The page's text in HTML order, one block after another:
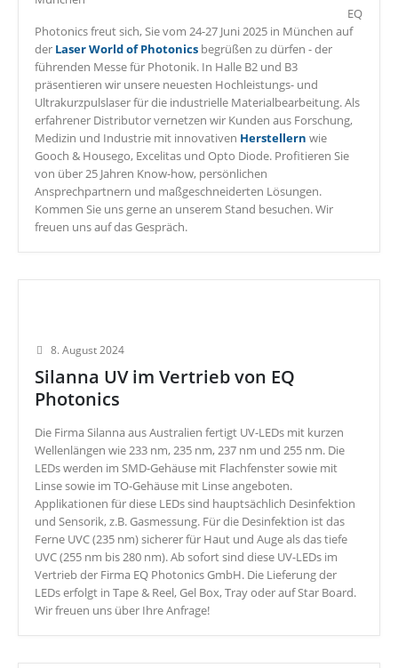
EQ
Photonics freut sich, Sie vom 24-27 Juni 2025 in München auf
der Laser World of Photonics begrüßen zu dürfen - der
führenden Messe für Photonik. In Halle B2 und B3
präsentieren wir unsere neuesten Hochleistungs- und
Ultrakurzpulslaser für die industrielle Materialbearbeitung. Als
erfahrener Distributor vernetzen wir Kunden aus Forschung,
Medizin und Industrie mit innovativen Herstellern wie
Gooch & Housego, Excelitas und Opto Diode. Profitieren Sie
von über 25 Jahren Know-how, persönlichen
Ansprechpartnern und maßgeschneiderten Lösungen.
Kommen Sie uns gerne an unserem Stand besuchen. Wir
freuen uns auf das Gespräch.
8. August 2024
Silanna UV im Vertrieb von EQ
Photonics
Die Firma Silanna aus Australien fertigt UV-LEDs mit kurzen
Wellenlängen wie 233 nm, 235 nm, 237 nm und 255 nm. Die
LEDs werden im SMD-Gehäuse mit Flachfenster sowie mit
Linse sowie im TO-Gehäuse mit Linse angeboten.
Applikationen für diese LEDs sind hauptsächlich Desinfektion
und Sensorik, z.B. Gasmessung. Für die Desinfektion ist das
Ferne UVC (235 nm) sicherer für Haut und Auge als das tiefe
UVC (255 nm bis 280 nm). Ab sofort sind diese UV-LEDs im
Vertrieb der Firma EQ Photonics GmbH. Die Lieferung der
LEDs erfolgt in Tape & Reel, Gel Box, Tray oder auf Star Board.
Wir freuen uns über Ihre Anfrage!